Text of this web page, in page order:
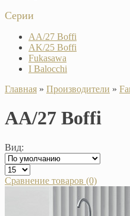
Серии
AA/27 Boffi
AK/25 Boffi
Fukasawa
I Balocchi
Главная » Производители »
AA/27 Boffi
Вид:
Сравнение товаров (0)